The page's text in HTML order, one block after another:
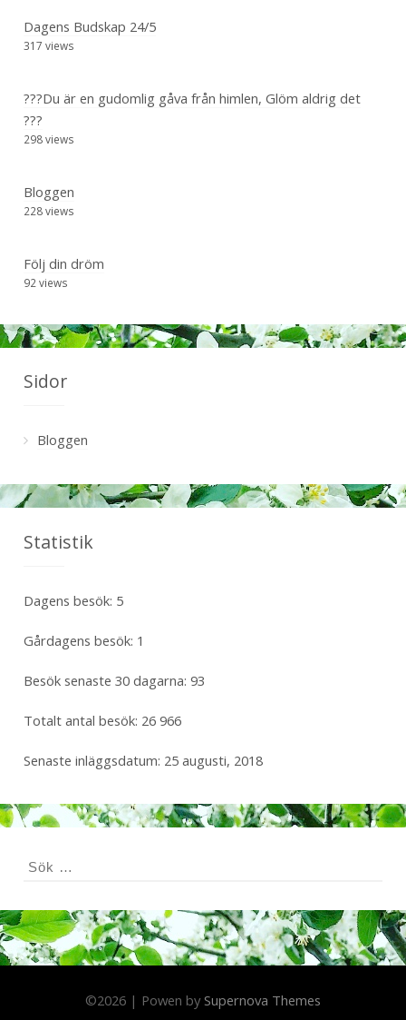
Dagens Budskap 24/5
317 views
???Du är en gudomlig gåva från himlen, Glöm aldrig det
???
298 views
Bloggen
228 views
Följ din dröm
92 views
Sidor
Bloggen
Statistik
Dagens besök: 5
Gårdagens besök: 1
Besök senaste 30 dagarna: 93
Totalt antal besök: 26 966
Senaste inläggsdatum: 25 augusti, 2018
S
e
f
t
©2026 | Powen by Supernova Themes